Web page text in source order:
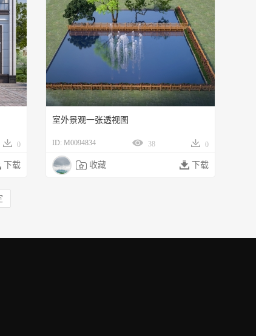
0
下载
室外景观一张透视图
ID: M0094834 38 0
 收藏  下载